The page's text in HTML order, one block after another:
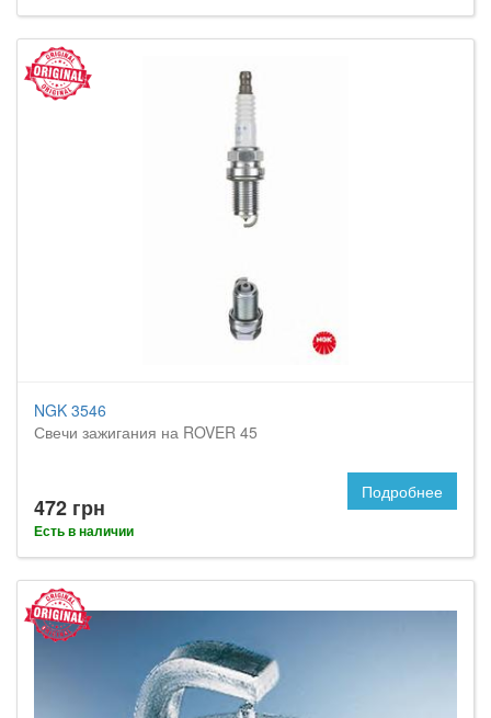
NGK 3546
Свечи зажигания на ROVER 45
472 грн
Есть в наличии
Подробнее